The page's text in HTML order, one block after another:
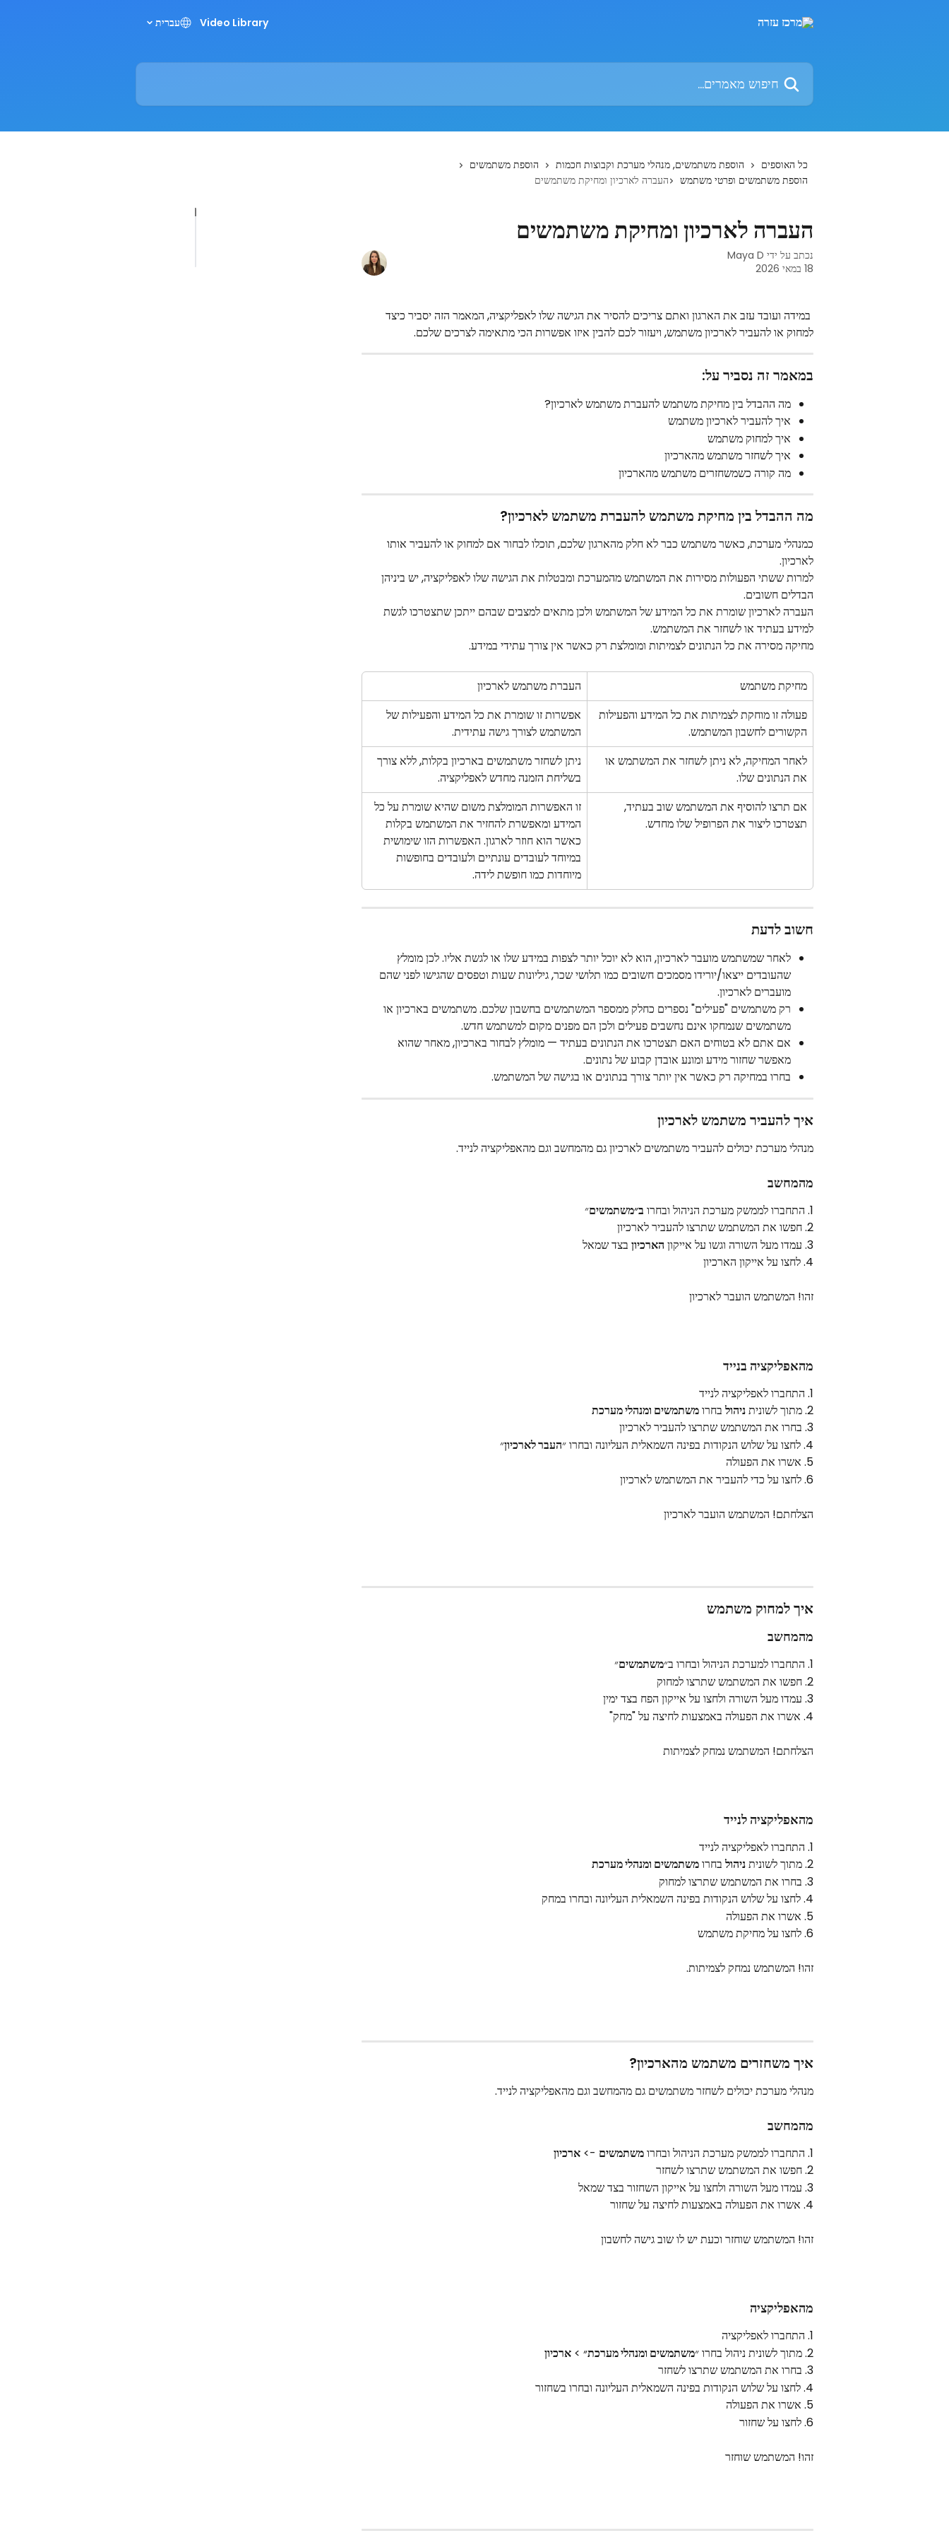
Video Library עברית
חיפוש מאמרים...
כל האוספים הוספת משתמשים, מנהלי מערכת וקבוצות חכמות
הוספת משתמשים
הוספת משתמשים ופרטי משתמש
העברה לארכיון ומחיקת משתמשים
העברה לארכיון ומחיקת משתמשים
נכתב על ידי Maya D
18 במאי 2026
במידה ועובד עזב את הארגון ואתם צריכים להסיר את הגישה שלו לאפליקציה, המאמר הזה יסביר כיצד
למחוק או להעביר לארכיון משתמש, ויעזור לכם להבין איזו אפשרות הכי מתאימה לצרכים שלכם.
במאמר זה נסביר על:
מה ההבדל בין מחיקת משתמש להעברת משתמש לארכיון?
איך להעביר לארכיון משתמש
איך למחוק משתמש
איך לשחזר משתמש מהארכיון
מה קורה כשמשחזרים משתמש מהארכיון
מה ההבדל בין מחיקת משתמש להעברת משתמש לארכיון?
כמנהלי מערכת, כאשר משתמש כבר לא חלק מהארגון שלכם, תוכלו לבחור אם למחוק או להעביר אותו
לארכיון.
למרות ששתי הפעולות מסירות את המשתמש מהמערכת ומבטלות את הגישה שלו לאפליקציה, יש ביניהן
הבדלים חשובים.
העברה לארכיון שומרת את כל המידע של המשתמש ולכן מתאים למצבים שבהם ייתכן שתצטרכו לגשת
למידע בעתיד או לשחזר את המשתמש.
מחיקה מסירה את כל הנתונים לצמיתות ומומלצת רק כאשר אין צורך עתידי במידע.
מחיקת משתמש
העברת משתמש לארכיון
פעולה זו מוחקת לצמיתות את כל המידע והפעילות
הקשורים לחשבון המשתמש.
אפשרות זו שומרת את כל המידע והפעילות של
המשתמש לצורך גישה עתידית.
לאחר המחיקה, לא ניתן לשחזר את המשתמש או
את הנתונים שלו.
ניתן לשחזר משתמשים בארכיון בקלות, ללא צורך
בשליחת הזמנה מחדש לאפליקציה.
אם תרצו להוסיף את המשתמש שוב בעתיד,
תצטרכו ליצור את הפרופיל שלו מחדש.
זו האפשרות המומלצת משום שהיא שומרת על כל
המידע ומאפשרת להחזיר את המשתמש בקלות
כאשר הוא חוזר לארגון. האפשרות הזו שימושית
במיוחד לעובדים עונתיים ולעובדים בחופשות
מיוחדות כמו חופשת לידה.
חשוב לדעת
לאחר שמשתמש מועבר לארכיון, הוא לא יוכל יותר לצפות במידע שלו או לגשת אליו. לכן מומלץ
שהעובדים ייצאו/יורידו מסמכים חשובים כמו תלושי שכר, גיליונות שעות וטפסים שהגישו לפני שהם
מועברים לארכיון.
רק משתמשים "פעילים" נספרים כחלק ממספר המשתמשים בחשבון שלכם. משתמשים בארכיון או
משתמשים שנמחקו אינם נחשבים פעילים ולכן הם מפנים מקום למשתמש חדש.
אם אתם לא בטוחים האם תצטרכו את הנתונים בעתיד — מומלץ לבחור בארכיון, מאחר שהוא
מאפשר שחזור מידע ומונע אובדן קבוע של נתונים.
בחרו במחיקה רק כאשר אין יותר צורך בנתונים או בגישה של המשתמש.
איך להעביר משתמש לארכיון
מנהלי מערכת יכולים להעביר משתמשים לארכיון גם מהמחשב וגם מהאפליקציה לנייד.
מהמחשב
1. התחברו לממשק מערכת הניהול ובחרו ב״משתמשים״
2. חפשו את המשתמש שתרצו להעביר לארכיון
3. עמדו מעל השורה וגשו על אייקון
הארכיון בצד שמאל
4. לחצו על אייקון הארכיון
זהו! המשתמש הועבר לארכיון
מהאפליקציה בנייד
1. התחברו לאפליקציה לנייד
2. מתוך לשונית
ניהול בחרו משתמשים ומנהלי מערכת
3. בחרו את המשתמש שתרצו להעביר לארכיון
4. לחצו על שלוש הנקודות בפינה השמאלית העליונה ובחרו ״
העבר לארכיון״
5. אשרו את הפעולה
6. לחצו על כדי להעביר את המשתמש לארכיון
הצלחתם! המשתמש הועבר לארכיון
איך למחוק משתמש
מהמחשב
1. התחברו למערכת הניהול ובחרו ב״ משתמשים״
2. חפשו את המשתמש שתרצו למחוק
3. עמדו מעל השורה ולחצו על אייקון הפח בצד ימין
4. אשרו את הפעולה באמצעות לחיצה על "מחק"
הצלחתם! המשתמש נמחק לצמיתות
מהאפליקציה לנייד
1. התחברו לאפליקציה לנייד
2. מתוך לשונית
ניהול בחרו משתמשים ומנהלי מערכת
3. בחרו את המשתמש שתרצו למחוק
4. לחצו על שלוש הנקודות בפינה השמאלית העליונה ובחרו במחק
5. אשרו את הפעולה
6. לחצו על מחיקת משתמש
זהו! המשתמש נמחק לצמיתות.
איך משחזרים משתמש מהארכיון?
מנהלי מערכת יכולים לשחזר משתמשים גם מהמחשב וגם מהאפליקציה לנייד.
מהמחשב
1. התחברו לממשק מערכת הניהול ובחרו משתמשים -> ארכיון
2. חפשו את המשתמש שתרצו לשחזר
3. עמדו מעל השורה ולחצו על אייקון השחזור בצד שמאל
4. אשרו את הפעולה באמצעות לחיצה על שחזור
זהו! המשתמש שוחזר וכעת יש לו שוב גישה לחשבון
מהאפליקציה
1. התחברו לאפליקציה
2. מתוך לשונית ניהול בחרו ״
משתמשים ומנהלי מערכת״ > ארכיון
3. בחרו את המשתמש שתרצו לשחזר
4. לחצו על שלוש הנקודות בפינה השמאלית העליונה ובחרו בשחזור
5. אשרו את הפעולה
6. לחצו על שחזור
זהו! המשתמש שוחזר